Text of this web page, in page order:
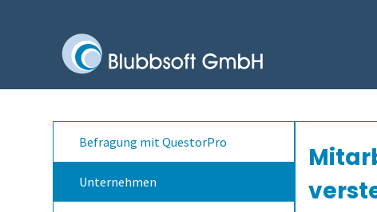
Befragung mit QuestorPro
Unternehmen